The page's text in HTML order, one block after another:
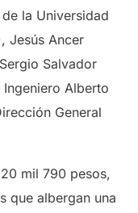
la Universidad
Jesús Ancer
Salvador
Alberto
General
mil 790 pesos,
que albergan una